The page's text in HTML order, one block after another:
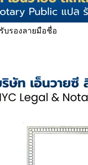
บรองลายมือชื่อ